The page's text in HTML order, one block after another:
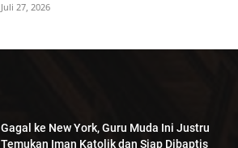
Juli 27, 2026
Gagal ke New York, Guru Muda Ini Justru
Temukan Iman Katolik dan Siap Dibaptis